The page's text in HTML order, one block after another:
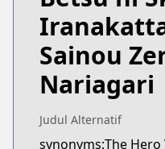
https://
Kitsu
Kitsu
https://kitsu.app/
CDJapan
https://
MangaUpdates
Sainou
Nariagari
Judul Alternatif